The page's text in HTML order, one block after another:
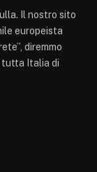
Il nostro sito
europeista
diremmo
tutta Italia di